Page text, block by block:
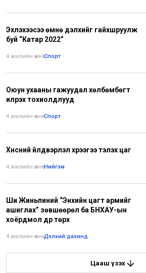
Эхлэхээсээ өмнө дэлхийг гайхшруулж
буй “Катар 2022”
4 жилийн өмнө•Спорт
Оюун ухааны гажуудал хөлбөмбөгт
илрэх тохиолдлууд
4 жилийн өмнө•Спорт
Хүнсний үйлдвэрлэл хүрээгээ тэлэх цаг
4 жилийн өмнө•Нийгэм
Ши Жиньпиний “Энхийн цагт армийг
ашиглах” зөвшөөрөл ба БНХАУ-ын
хоёрдмол дүр төрх
4 жилийн өмнө•Дэлхий дахинд
Цааш үзэх